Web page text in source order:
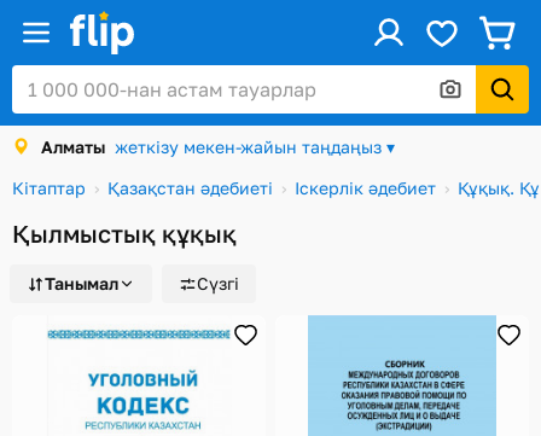
Алматы жеткізу мекен-жайын таңдаңыз ▾
Кітаптар
Қазақстан әдебиеті Іскерлік әдебиет Құқық.
Қылмыстық құқық
Танымал Сүзгі
Кіру / Тіркеу
Каталог
Жеңілдіктер мен акциялар
Сыйлық карталары
Тапсырыстар
Сәлемдемелер
Алматы
Себет